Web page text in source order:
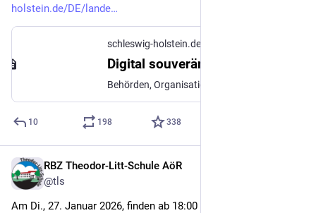
holstein.de/DE/lande
schleswig-holstein.de
10 198 338
RBZ Theodor-Litt-Schule AöR
@tls
Am Di., 27. Januar 2026, finden ab 18:00 Uhr mehrere